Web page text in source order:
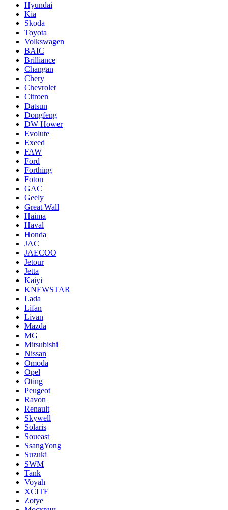
Hyundai
Kia
Skoda
Toyota
Volkswagen
BAIC
Brilliance
Changan
Chery
Chevrolet
Citroen
Datsun
Dongfeng
DW Hower
Evolute
Exeed
FAW
Ford
Forthing
Foton
GAC
Geely
Great Wall
Haima
Haval
Honda
JAC
JAECOO
Jetour
Jetta
Kaiyi
KNEWSTAR
Lada
Lifan
Livan
Mazda
MG
Mitsubishi
Nissan
Omoda
Opel
Oting
Peugeot
Ravon
Renault
Skywell
Solaris
Soueast
SsangYong
Suzuki
SWM
Tank
Voyah
XCITE
Zotye